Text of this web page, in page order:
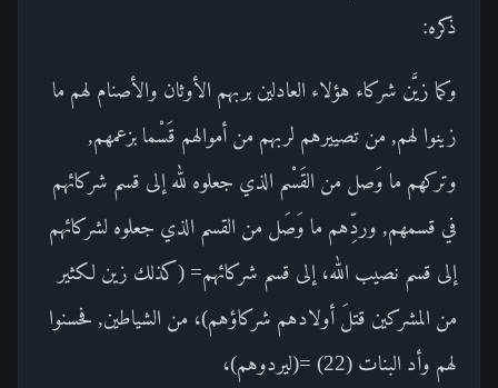
ذكره:
وكما زيَّن شركاء هؤلاء العادلين بربهم الأوثان والأصنام لهم ما
زينوا لهم, من تصييرهم لربهم من أموالهم قَسْما بزعمهم,
وتركهم ما وَصل من القَسْم الذي جعلوه لله إلى قسم شركائهم
في قسمهم, وردِّهم ما وَصَل من القسم الذي جعلوه لشركائهم
إلى قسم نصيب الله، إلى قسم شركائهم= (كذلك زين لكثير
من المشركين قتلَ أولادهم شركاؤهم)، من الشياطين, فحسنوا
لهم وأد البنات (22) =(ليردوهم)،